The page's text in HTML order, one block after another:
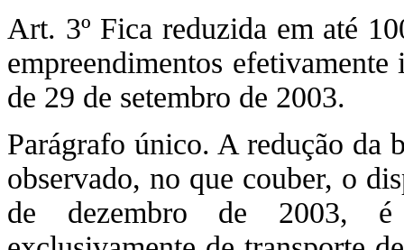
Art. 3º Fica reduzida em até
empreendimentos
de 29 de setembro de 2003.
Parágrafo único. A redução da
observado, no que couber, o
de dezembro de 2003, é